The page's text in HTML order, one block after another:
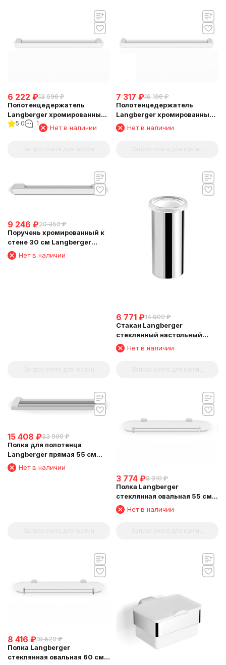
6 222 ₽13 690 ₽
Полотенцедержатель
Langberger хромированный
к стене одинарный 40 см
5.0 1
Нет в наличии
7 317 ₽16 100 ₽
Полотенцедержатель
Langberger хромированный
к стене одинарный 80 см
24001C
Нет в наличии
9 246 ₽20 350 ₽
Поручень хромированный к
стене 30 см Langberger
24056AНет в наличии
6 771 ₽14 900 ₽
Стакан Langberger
стеклянный настольный
круглый матовый 23013A
Нет в наличии
15 408 ₽33 900 ₽
Полка для полотенца
Langberger прямая 55 см
24003A
Нет в наличии
3 774 ₽8 310 ₽
Полка Langberger
стеклянная овальная 55 см
24051HНет в наличии
8 416 ₽18 520 ₽
Полка Langberger
стеклянная овальная 60 см